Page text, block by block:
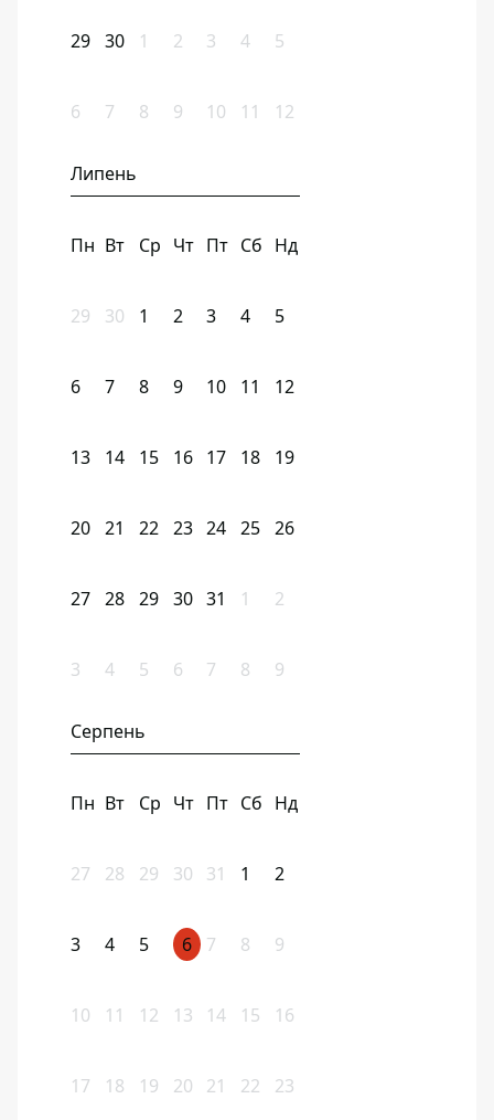
29 30 1 2 3 4 5
6 7 8 9 10 11 12
Липень
Пн Вт Ср Чт Пт Сб Нд
29 30 1 2 3 4 5
6 7 8 9 10 11 12
13 14 15 16 17 18 19
20 21 22 23 24 25 26
27 28 29 30 31 1 2
3 4 5 6 7 8 9
Серпень
Пн Вт Ср Чт Пт Сб Нд
27 28 29 30 31 1 2
3 4 5 6 7 8 9
10 11 12 13 14 15 16
17 18 19 20 21 22 23